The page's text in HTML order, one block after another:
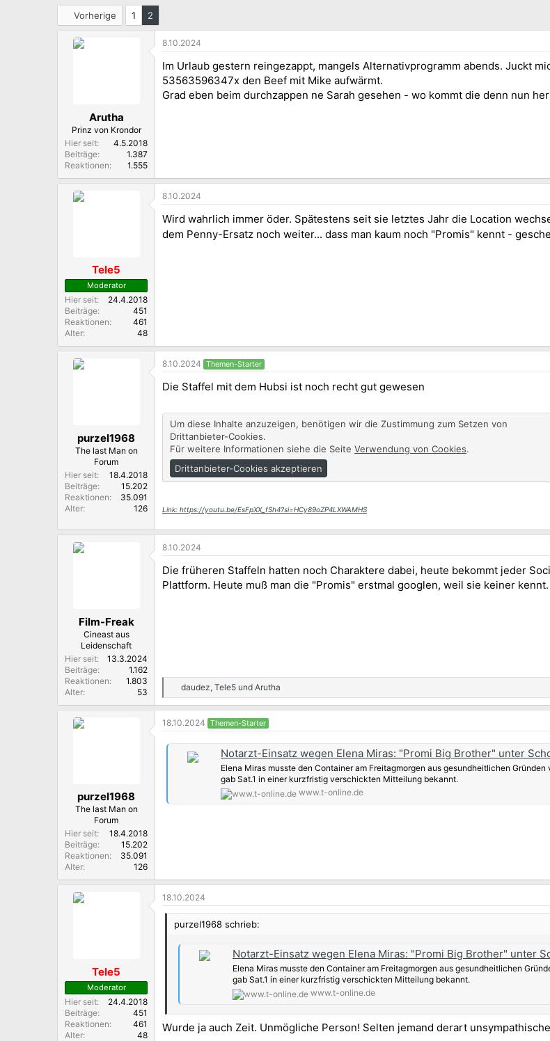
e
n
Vorherige 1 2
Arutha
Prinz von Krondor
Hier seit
4.5.2018
Beiträge
1.387
Reaktionen
1.555
8.10.2024
Im Urlaub gestern reingezappt, mangels Alternativprogramm abends. Juckt
53563596347x den Beef mit Mike aufwärmt.
Grad eben beim durchzappen ne Sarah gesehen - wo kommt die denn nun
Tele5
Moderator
Hier seit
24.4.2018
Beiträge
451
Reaktionen
461
Alter
48
8.10.2024
Wird wahrlich immer öder. Spätestens seit sie letztes Jahr die Location
dem Penny-Ersatz noch weiter... dass man kaum noch "Promis" kennt -
purzel1968
The last Man on
Forum
Hier seit
18.4.2018
Beiträge
15.202
Reaktionen
35.091
Alter
126
8.10.2024 Themen-Starter
Die Staffel mit dem Hubsi ist noch recht gut gewesen
Um diese Inhalte anzuzeigen, benötigen wir die Zustimmung zum Setzen von
Drittanbieter-Cookies.
Für weitere Informationen siehe die Seite Verwendung von Cookies.
Drittanbieter-Cookies akzeptieren
Link: https://youtu.be/EsFpXX_fSh4?si=HCy89oZP4LXWAMHS
Film-Freak
Cineast aus
Leidenschaft
Hier seit
13.3.2024
Beiträge
1.162
Reaktionen
1.803
Alter
53
8.10.2024
Die früheren Staffeln hatten noch Charaktere dabei, heute bekommt jeder
Plattform. Heute muß man die "Promis" erstmal googlen, weil sie keiner kennt.
e
a
k
i
:
daudez, Tele5 und Arutha
purzel1968
The last Man on
Forum
Hier seit
18.4.2018
Beiträge
15.202
Reaktionen
35.091
Alter
126
18.10.2024 Themen-Starter
Notarzt-Einsatz wegen Elena Miras: "Promi Big Brother" unter
Elena Miras musste den Container am Freitagmorgen aus gesundheitlichen Gründen
gab Sat.1 in einer kurzfristig verschickten Mitteilung bekannt.
www.t-online.de
Tele5
Moderator
Hier seit
24.4.2018
Beiträge
451
Reaktionen
461
Alter
48
18.10.2024
purzel1968 schrieb:
Notarzt-Einsatz wegen Elena Miras: "Promi Big Brother" unter
Elena Miras musste den Container am Freitagmorgen aus gesundheitlichen
gab Sat.1 in einer kurzfristig verschickten Mitteilung bekannt.
www.t-online.de
Wurde ja auch Zeit. Unmögliche Person! Selten jemand derart